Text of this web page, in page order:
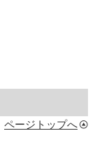
ページトップへ